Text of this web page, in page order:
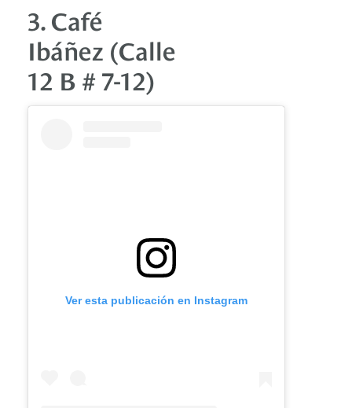
3. Café
Ibáñez (Calle
12 B # 7-12)
Ver esta publicación en Instagram